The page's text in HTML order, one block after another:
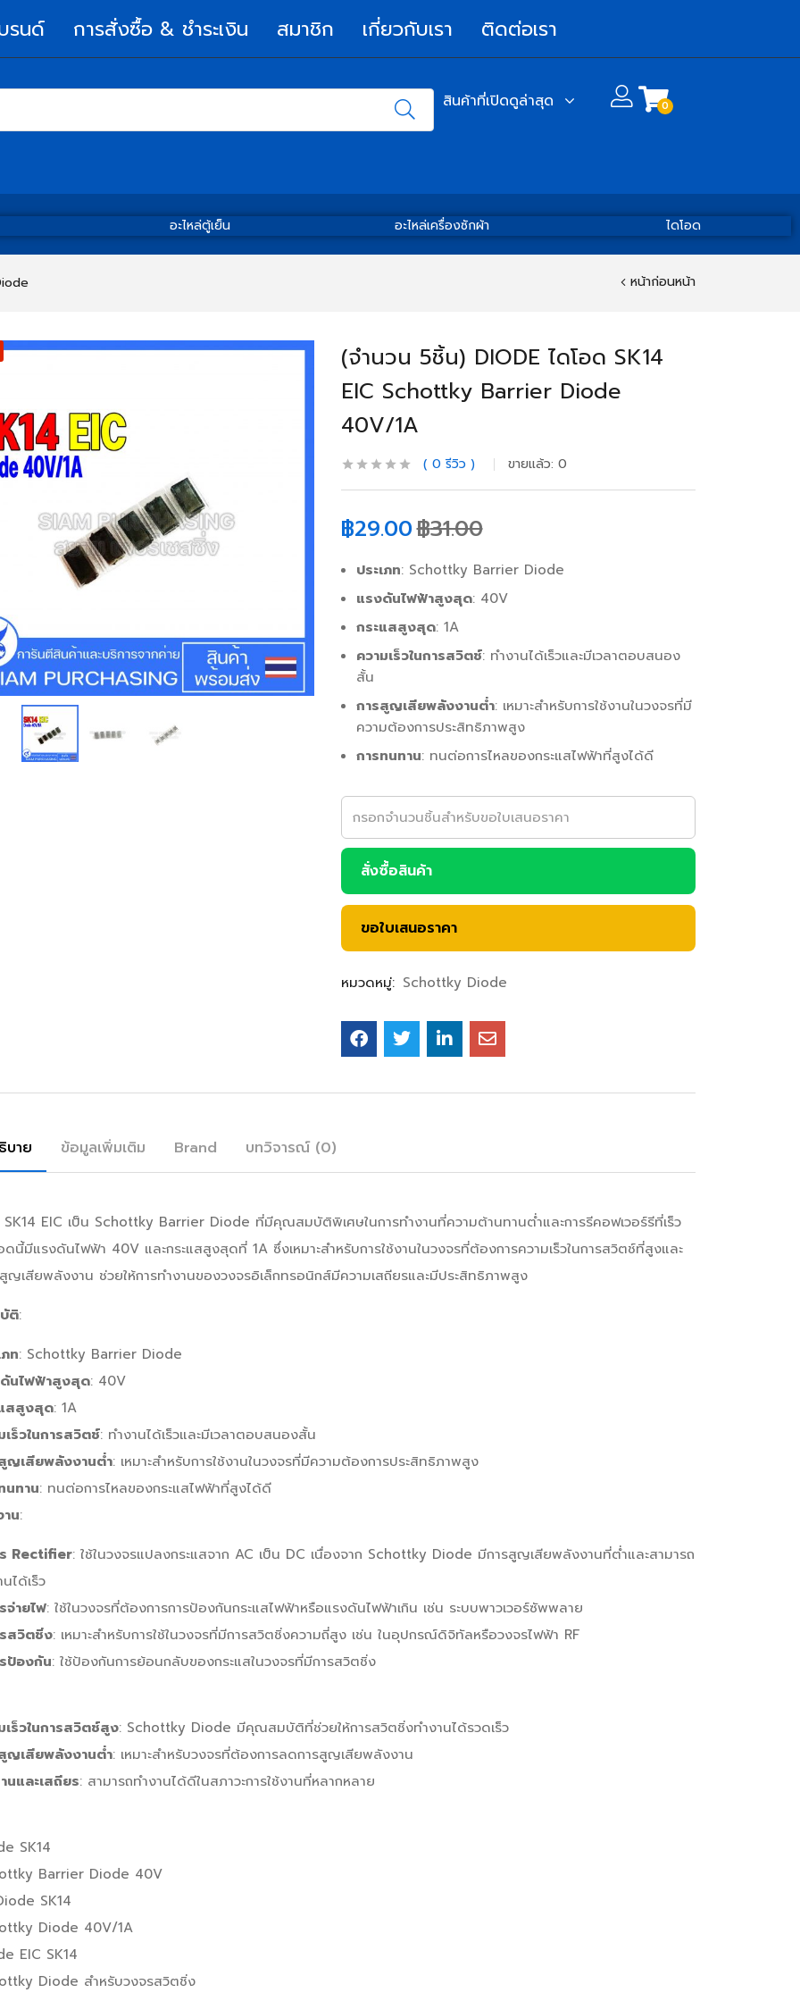
รนด์ การสั่งซื้อ & ชำระเงิน สมาชิก เกี่ยวกับเรา ติดต่อเรา
สินค้าที่เปิดดูล่าสุด 0
อะไหล่ตู้เย็น อะไหล่เครื่องซักผ้า ไดโอด
หน้าก่อนหน้า
(จำนวน 5ชิ้น) DIODE ไดโอด SK14
EIC Schottky Barrier Diode
40V/1A
0 รีวิว ขายแล้ว: 0
฿29.00฿31.00
ประเภท: Schottky Barrier Diode
แรงดันไฟฟ้าสูงสุด: 40V
กระแสสูงสุด: 1A
ความเร็วในการสวิตช์: ทำงานได้เร็วและมีเวลาตอบสนอง
สั้น
การสูญเสียพลังงานต่ำ: เหมาะสำหรับการใช้งานในวงจรที่มี
ความต้องการประสิทธิภาพสูง
การทนทาน: ทนต่อการไหลของกระแสไฟฟ้าที่สูงได้ดี
สั่งซื้อสินค้า
ขอใบเสนอราคา
หมวดหมู่: Schottky Diode
บาย ข้อมูลเพิ่มเติม Brand บทวิจารณ์ (0)
EIC เป็น Schottky Barrier Diode ที่มีคุณสมบัติพิเศษในการทำงานที่ความต้านทานต่ำและการรีคอฟเวอร์รีที่เร็ว
ดนี้มีแรงดันไฟฟ้า 40V และกระแสสูงสุดที่ 1A ซึ่งเหมาะสำหรับการใช้งานในวงจรที่ต้องการความเร็วในการสวิตช์ที่สูงและ
ญเสียพลังงาน ช่วยให้การทำงานของวงจรอิเล็กทรอนิกส์มีความเสถียรและมีประสิทธิภาพสูง
ติ:
ท: Schottky Barrier Diode
นไฟฟ้าสูงสุด: 40V
สสูงสุด: 1A
เร็วในการสวิตช์: ทำงานได้เร็วและมีเวลาตอบสนองสั้น
ญเสียพลังงานต่ำ: เหมาะสำหรับการใช้งานในวงจรที่มีความต้องการประสิทธิภาพสูง
นทาน: ทนต่อการไหลของกระแสไฟฟ้าที่สูงได้ดี
าน:
Rectifier: ใช้ในวงจรแปลงกระแสจาก AC เป็น DC เนื่องจาก Schottky Diode มีการสูญเสียพลังงานที่ต่ำและสามารถ
ได้เร็ว
จ่ายไฟ: ใช้ในวงจรที่ต้องการการป้องกันกระแสไฟฟ้าหรือแรงดันไฟฟ้าเกิน เช่น ระบบพาวเวอร์ซัพพลาย
สวิตชิ่ง: เหมาะสำหรับการใช้ในวงจรที่มีการสวิตชิ่งความถี่สูง เช่น ในอุปกรณ์ดิจิทัลหรือวงจรไฟฟ้า RF
ป้องกัน: ใช้ป้องกันการย้อนกลับของกระแสในวงจรที่มีการสวิตชิ่ง
เร็วในการสวิตช์สูง: Schottky Diode มีคุณสมบัติที่ช่วยให้การสวิตชิ่งทำงานได้รวดเร็ว
ญเสียพลังงานต่ำ: เหมาะสำหรับวงจรที่ต้องการลดการสูญเสียพลังงาน
นและเสถียร: สามารถทำงานได้ดีในสภาวะการใช้งานที่หลากหลาย
SK14
Barrier Diode 40V
SK14
Diode 40V/1A
EIC SK14
Diode สำหรับวงจรสวิตชิ่ง